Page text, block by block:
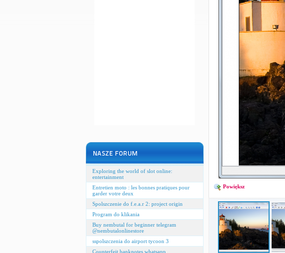
Exploring the world of slot online:
entertainment
Entretien moto : les bonnes pratiques pour
garder votre deux
Spolszczenie do f.e.a.r 2: project origin
Program do klikania
Buy nembutal for beginner telegram
@nembutalonlinestore
sspolszczenia do airport tycoon 3
Counterfeit banknotes whatsapp
Powiększ